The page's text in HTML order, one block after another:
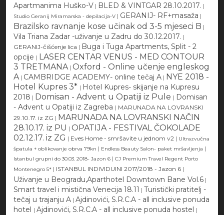
Apartmanima Huško-V | BLED & VINTGAR 28.10.2017. |
Studio Geranij Miramarska - depilacija-V | GERANIJ- RF+masaža |
Brazilsko ravnanje kose učinak od 3-5 mjeseci B |
Vila Triana Zadar -uživanje u Zadru do 30.12.2017. |
GERANIJ-čišćenje lica | Buga i Tuga Apartments, Split - 2
opcije | LASER CENTAR VENUS - MED CONTOUR
3 TRETMANA | Oxford - Online učenje engleskog
A | CAMBRIDGE ACADEMY- online tečaj A | NYE 2018 -
Hotel Kupres 3* | Hotel Kupres- skijanje na Kupresu
2018 | Domisan - Advent u Opatiji iz Pule | Domisan
- Advent u Opatiji iz Zagreba | MARUNADA NA LOVRANSKI
29.10.17. iz ZG | MARUNADA NA LOVRANSKI NAČIN
28.10.17. iz PU | OPATIJA - FESTIVAL ČOKOLADE
02.12.17. iz ZG | Eves Home - smršavite u jednom v2 | Ultrazvučna
špatula + oblikovanje obrva 79kn | Endless Beauty Salon- paket mršavljenja |
Istanbul grupni do 30.03. 2018- Jazon 6 | CJ Premium Travel Regent Porto
Montenegro 5* | ISTANBUL INDIVIDUlNI 2017/2018 - Jazon 6 |
Uživanje u Beogradu,Aparthotel Downtown Bane Vol.6 |
Smart travel i mistična Venecija 18.11 | Turistički pratitelj -
tečaj u trajanju A | Ajdinovići, S.R.C.A - all inclusive ponuda
hotel | Ajdinovići, S.R.C.A - all inclusive ponuda hostel |